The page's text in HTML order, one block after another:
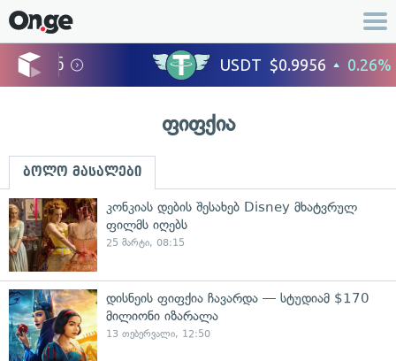
ფიფქია
ბოლო მასალები
კონკიას დების შესახებ Disney მხატვრულ
ფილმს იღებს
25 მარტი, 08:15
დისნეის ფიფქია ჩავარდა — სტუდიამ $170
მილიონი იზარალა
13 თებერვალი, 12:50